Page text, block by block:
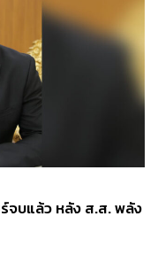
จบแล้ว หลัง ส.ส. พลัง